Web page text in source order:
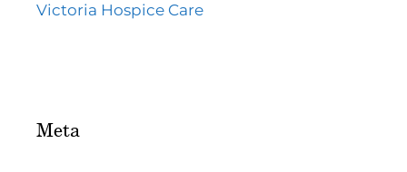
Victoria Hospice Care
Meta